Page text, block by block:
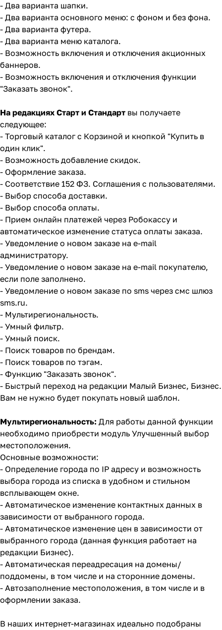
- Два варианта шапки.
- Два варианта основного меню: с фоном и без фона.
- Два варианта футера.
- Два варианта меню каталога.
- Возможность включения и отключения акционных
баннеров.
- Возможность включения и отключения функции
"Заказать звонок".
На редакциях Старт и Стандарт вы получаете
следующее:
- Торговый каталог с Корзиной и кнопкой "Купить в
один клик".
- Возможность добавление скидок.
- Оформление заказа.
- Соответствие 152 ФЗ. Соглашения с пользователями.
- Выбор способа доставки.
- Выбор способа оплаты.
- Прием онлайн платежей через Робокассу и
автоматическое изменение статуса оплаты заказа.
- Уведомление о новом заказе на e-mail
администратору.
- Уведомление о новом заказе на e-mail покупателю,
если поле заполнено.
- Уведомление о новом заказе по sms через смс шлюз
sms.ru.
- Мультирегиональность.
- Умный фильтр.
- Умный поиск.
- Поиск товаров по брендам.
- Поиск товаров по тэгам.
- Функцию "Заказать звонок".
- Быстрый переход на редакции Малый Бизнес, Бизнес.
Вам не нужно будет покупать новый шаблон.
Мультирегиональность: Для работы данной функции
необходимо приобрести модуль Улучшенный выбор
местоположения.
Основные возможности:
- Определение города по IP адресу и возможность
выбора города из списка в удобном и стильном
всплывающем окне.
- Автоматическое изменение контактных данных в
зависимости от выбранного города.
- Автоматическое изменение цен в зависимости от
выбранного города (данная функция работает на
редакции Бизнес).
- Автоматическая переадресация на домены/
поддомены, в том числе и на сторонние домены.
- Автозаполнение местоположения, в том числе и в
оформлении заказа.
В наших интернет-магазинах идеально подобраны